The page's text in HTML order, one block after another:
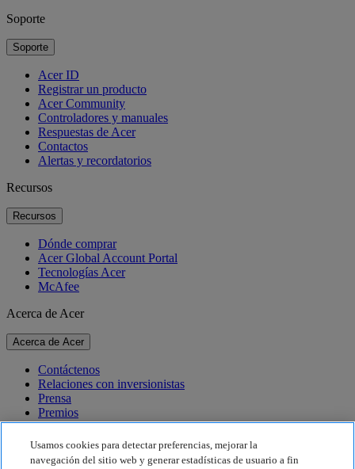
Soporte
Soporte
Acer ID
Registrar un producto
Acer Community
Controladores y manuales
Respuestas de Acer
Contactos
Alertas y recordatorios
Recursos
Recursos
Dónde comprar
Acer Global Account Portal
Tecnologías Acer
McAfee
Acerca de Acer
Acerca de Acer
Contáctenos
Relaciones con inversionistas
Prensa
Premios
Eventos
Sostenibilidad
Usamos cookies para detectar preferencias, mejorar la
navegación del sitio web y generar estadísticas de usuario a fin